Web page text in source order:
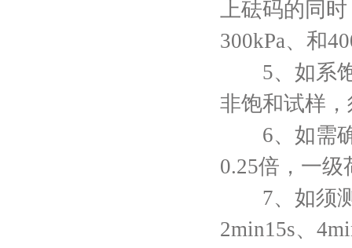
上砝码的同时
300kPa、和
5、如系饱
非饱和试样
6、如需确
0.25倍，一
7、如须测
2min15s、